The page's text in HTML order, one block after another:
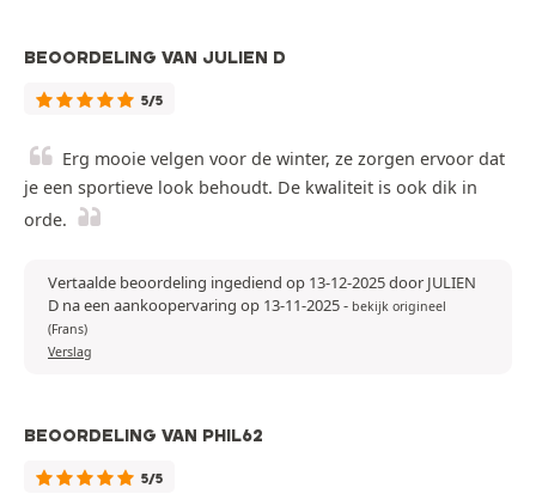
BEOORDELING VAN JULIEN D
5/5
Erg mooie velgen voor de winter, ze zorgen ervoor dat
je een sportieve look behoudt. De kwaliteit is ook dik in
orde.
Vertaalde beoordeling ingediend op 13-12-2025 door JULIEN
D na een aankoopervaring op 13-11-2025- bekijk origineel
(Frans)
Verslag
BEOORDELING VAN PHIL62
5/5